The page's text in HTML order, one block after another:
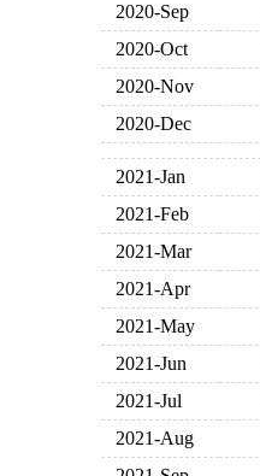
2020-Sep
2020-Oct
2020-Nov
2020-Dec
2021-Jan
2021-Feb
2021-Mar
2021-Apr
2021-May
2021-Jun
2021-Jul
2021-Aug